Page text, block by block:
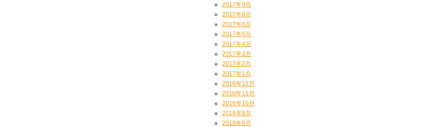
2017年9月
2017年8月
2017年6月
2017年5月
2017年4月
2017年3月
2017年2月
2017年1月
2016年12月
2016年11月
2016年10月
2016年9月
2016年8月